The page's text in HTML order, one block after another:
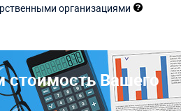
организациями
стоимость Вашего